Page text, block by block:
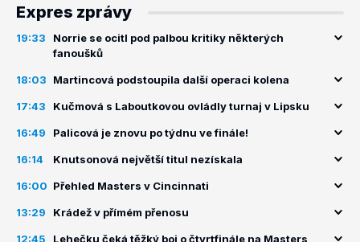
Expres zprávy
19:33
Norrie se ocitl pod palbou kritiky některých
fanoušků
18:03 Martincová podstoupila další operaci kolena
17:43 Kučmová s Laboutkovou ovládly turnaj v Lipsku
16:49 Palicová je znovu po týdnu ve finále!
16:14 Knutsonová největší titul nezískala
16:00 Přehled Masters v Cincinnati
13:29 Krádež v přímém přenosu
12:45 Lehečku čeká těžký boj o čtvrtfinále na Masters